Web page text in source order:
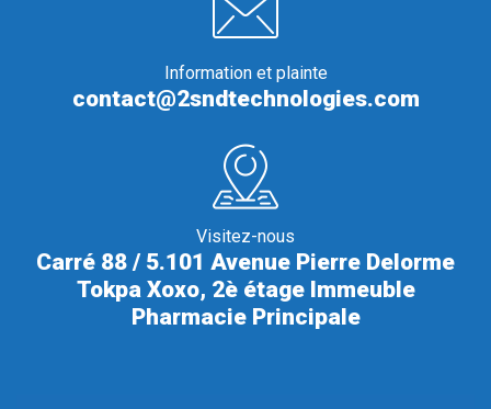
Information et plainte
contact@2sndtechnologies.com
Visitez-nous
Carré 88 / 5.101 Avenue Pierre Delorme
Tokpa Xoxo, 2è étage Immeuble
Pharmacie Principale